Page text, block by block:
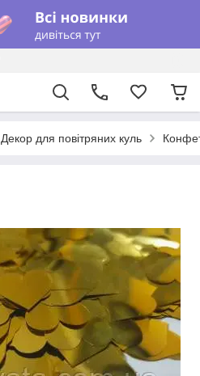
Декор для повітряних куль